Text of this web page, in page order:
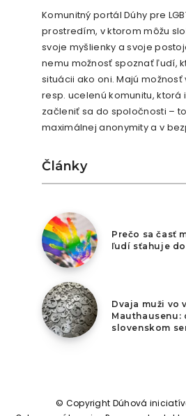
Komunitný portál Dúhy pre
prostredím, v ktorom môžu
svoje myšlienky a svoje
nemu možnosť spoznať ľudí,
situácii ako oni. Majú možnosť
resp. ucelenú komunitu,
začleniť sa do spoločnosti –
maximálnej anonymity a v
Články
Prečo sa časť
ľudí sťahuje
Dvaja muži vo
Mauthausenu:
slovenskom
© Copyright Dúhová